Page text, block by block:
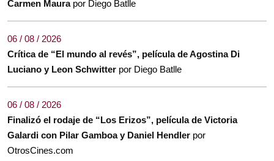
Carmen Maura por Diego Batlle
06 / 08 / 2026
Crítica de “El mundo al revés”, película de Agostina Di
Luciano y Leon Schwitter por Diego Batlle
06 / 08 / 2026
Finalizó el rodaje de “Los Erizos”, película de Victoria
Galardi con Pilar Gamboa y Daniel Hendler por
OtrosCines.com